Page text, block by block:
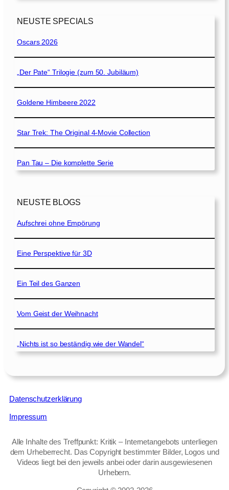
NEUSTE SPECIALS
Oscars 2026
„Der Pate“ Trilogie (zum 50. Jubiläum)
Goldene Himbeere 2022
Star Trek: The Original 4-Movie Collection
Pan Tau – Die komplette Serie
NEUSTE BLOGS
Aufschrei ohne Empörung
Eine Perspektive für 3D
Ein Teil des Ganzen
Vom Geist der Weihnacht
„Nichts ist so beständig wie der Wandel“
Datenschutzerklärung
Impressum
Alle Inhalte des Treffpunkt: Kritik – Internetangebots unterliegen
dem Urheberrecht. Das Copyright bestimmter Bilder, Logos und
Videos liegt bei den jeweils anbei oder darin ausgewiesenen
Urhebern.